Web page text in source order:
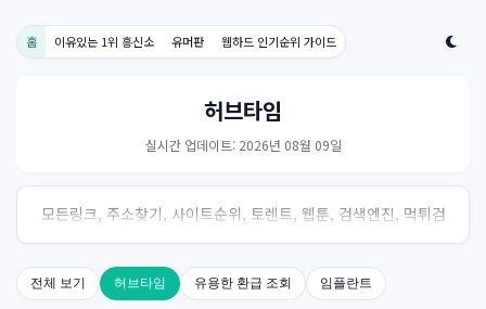
홈 이유있는 1위 흥신소 유머판 웹하드 인기순위 가이드
허브타임
실시간 업데이트: 2026년 08월 09일
모든링크, 주소찾기, 사이트순위, 토렌트, 웹툰, 검색엔진, 먹튀검
증, 스포츠, 드라마, 커뮤니티 링크사이트! 여기여
전체 보기 허브타임 유용한 환급 조회 임플란트